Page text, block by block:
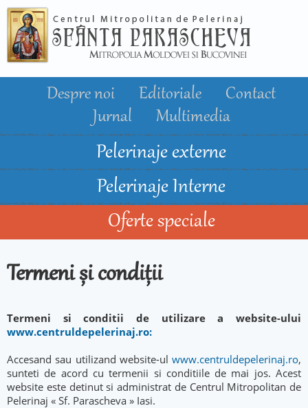
conţinutul
principal
Despre noi Editoriale
Contact
Jurnal
Multimedia
Pelerinaje externe
Pelerinaje Interne
Oferte speciale
Termeni și condiții
Termeni si conditii de utilizare a website-ului
www.centruldepelerinaj.ro:
Accesand sau utilizand website-ul www.centruldepelerinaj.ro,
sunteti de acord cu termenii si conditiile de mai jos. Acest
website este detinut si administrat de Centrul Mitropolitan de
Pelerinaj « Sf. Parascheva » Iasi.